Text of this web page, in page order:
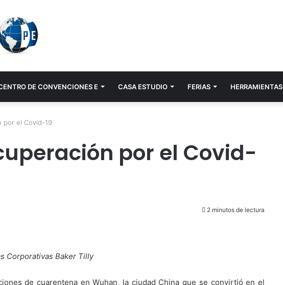
DE CONVENCIONES E CASA ESTUDIO FERIAS HERRAMIENTAS
por el Covid-19
por el Covid-
2 minutos de lectura
Corporativas Baker Tilly
de cuarentena en Wuhan, la ciudad China que se convirtió en el